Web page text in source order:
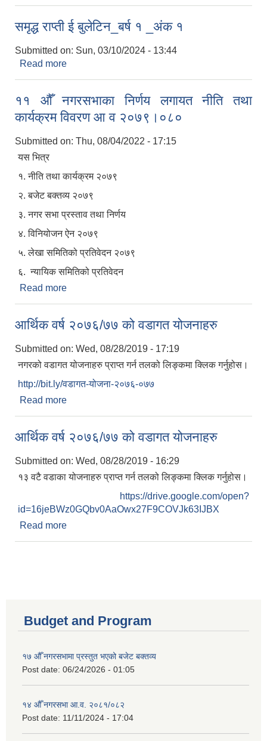
समृद्ध राप्ती ई बुलेटिन_बर्ष १ _अंक १
Submitted on: Sun, 03/10/2024 - 13:44
Read more
११ औँ नगरसभाका निर्णय लगायत नीति तथा
कार्यक्रम विवरण आ व २०७९।०८०
Submitted on: Thu, 08/04/2022 - 17:15
यस भित्र
१. नीति तथा कार्यक्रम २०७९
२. बजेट बक्तव्य २०७९
३. नगर सभा प्रस्ताव तथा निर्णय
४. विनियोजन ऐन २०७९
५. लेखा समितिको प्रतिवेदन २०७९
६. न्यायिक समितिको प्रतिवेदन
Read more
आर्थिक वर्ष २०७६/७७ को वडागत योजनाहरु
Submitted on: Wed, 08/28/2019 - 17:19
नगरको वडागत योजनाहरु प्राप्त गर्न तलको लिङ्कमा क्लिक गर्नुहोस।
http://bit.ly/वडागत-योजना-२०७६-०७७
Read more
आर्थिक वर्ष २०७६/७७ को वडागत योजनाहरु
Submitted on: Wed, 08/28/2019 - 16:29
१३ वटै वडाका योजनाहरु प्राप्त गर्न तलको लिङ्कमा क्लिक गर्नुहोस।
https://drive.google.com/open?
id=16jeBWz0GQbv0AaOwx27F9COVJk63IJBX
Read more
Budget and Program
१७ औँ नगरसभामा प्रस्तुत भएको बजेट बक्तव्य
Post date: 06/24/2026 - 01:05
१४ औँ नगरसभा आ.व. २०८१/०८२
Post date: 11/11/2024 - 17:04